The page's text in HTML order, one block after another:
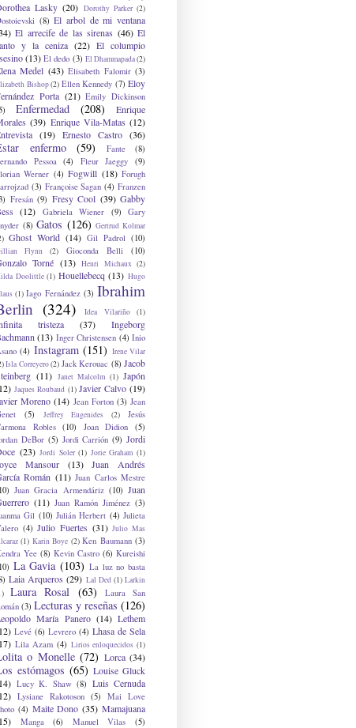
Lasky (20) Dorothy Parker (2)
(8) El arbol de mi ventana
El arrecife de las sirenas (46) El
y la ceniza (22) El columpio
(13) El dedo (3) El Dhammapada(2)
Medel (43) Elisabeth Falomir (3)
Bishop(2) Ellen Kennedy (7) Eloy
Porta (21) Emily Dickinson
Enfermedad (208)
Enrique
(39) Enrique Vila-Matas (12)
(19) Ernesto Castro (36)
enfermo (59) Fante
(8)
Pessoa
(4) Fleur Jaeggy
(9)
Werner (4) Fogwill (18) Forugh
(3) Françoise Sagan (4) Franzen
Fresán (9) Fresy Cool (39) Gabby
(12) Gabriela Wiener (9)
Gary
(8) Gatos (126) Gertrud Kolmar
Ghost World (14) Gil Padrol (10)
Flynn (2) Gioconda Belli (10)
Torné (13) Henri Michaux (2)
Doolittle (1) Houellebecq (13) Hugo
(1) Iago Fernández (3) Ibrahim
(324) Idea Vilariño (1)
tristeza (37)
Ingeborg
(13) Inger Christensen (4) Inio
(4) Instagram (151) Irene Vilar
Isla Correyero(2) Jack Kerouac (8) Jacob
(11) Janet Malcolm (1) Japón
Jaques Roubaud (1) Javier Calvo (19)
Moreno (14) Jean Forton (3) Jean
(5) Jeffrey Eugenides (2)
Jesús
Robles
(10) Joan Didion
(5)
DeBor (5) Jordi Carrión (9) Jordi
(23) Jordi Soler (1) Jorie Graham (1)
Mansour (13)
Juan Andrés
Román (11) Juan Carlos Mestre
Juan Gracia Armendáriz (10) Juan
(11) Juan Ramón Jiménez (3)
Gil (10) Julián Herbert (4) Julieta
(4) Julio Fuertes (31) Julio Mas
(1) Karin Boye (2) Ken Baumann (3)
Yee (8) Kevin Castro (6) Kureishi
La Gavia (103) La luz no basta
Laia Arqueros (29) Lal Ded (1) Larkin
Laura Rosal (63)
Laura San
(3) Lecturas y reseñas (126)
María Panero (14) Lethem
Levé (6) Levrero (4) Lhasa de Sela
Lila Azam (4) Lirios enloquecidos (1)
o Monelle (72) Lorca (34)
estómagos (65) Louise Gluck
Lucy K. Shaw (8) Luis Cernuda
Lysiane Rakotoson (5)
Mai Love
(4) Maite Dono (35) Mamajuana
Manga (6) Manuel Vilas (5)